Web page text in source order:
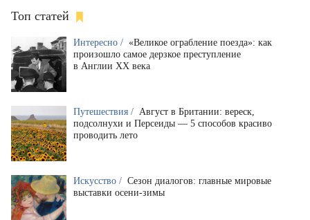
Топ статей
Интересно / «Великое ограбление поезда»: как
произошло самое дерзкое преступление
в Англии XX века
Путешествия / Август в Британии: вереск,
подсолнухи и Персеиды — 5 способов красиво
проводить лето
Искусство / Сезон диалогов: главные мировые
выставки осени-зимы